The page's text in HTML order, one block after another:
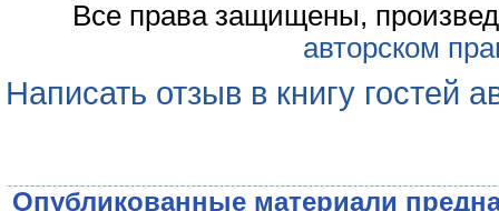
Все права защищены,
авторском
Написать отзыв в книгу гостей
Опубликованные материали